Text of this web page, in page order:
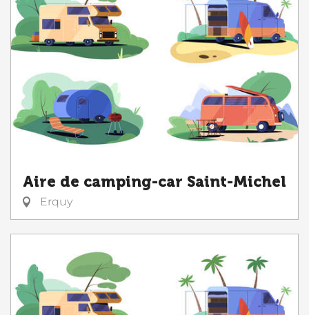
Aire de camping-car Saint-Michel
Erquy